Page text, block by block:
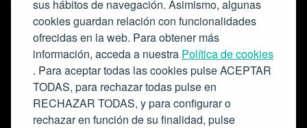
sus hábitos de navegación. Asimismo, algunas
cookies guardan relación con funcionalidades
ofrecidas en la web. Para obtener más
información, acceda a nuestra Política de cookies
. Para aceptar todas las cookies pulse ACEPTAR
TODAS, para rechazar todas pulse en
RECHAZAR TODAS, y para configurar o
rechazar en función de su finalidad, pulse
Colabora: